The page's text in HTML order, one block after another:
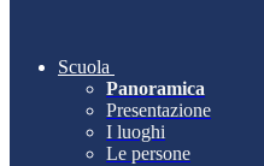
Scuola
Panoramica
Presentazione
I luoghi
Le persone